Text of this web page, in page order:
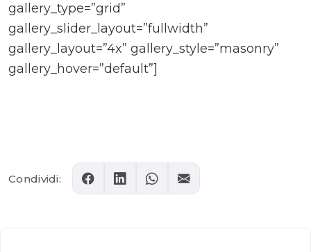
gallery_type=”grid”
gallery_slider_layout=”fullwidth”
gallery_layout=”4x” gallery_style=”masonry”
gallery_hover=”default”]
Condividi: